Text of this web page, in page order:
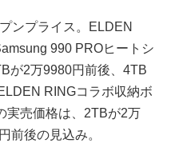
ンプライス。ELDEN
990 PROヒートシ
が2万9980円前後、4TB
RINGコラボ収納ボ
実売価格は、2TBが2万
前後の見込み。